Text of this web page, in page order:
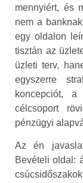
mennyiért, és
nem a
egy oldalon
tisztán az
üzleti terv,
egyszerre
koncepciót, a
célcsoport
pénzügyi
Az én
Bevételi oldal: